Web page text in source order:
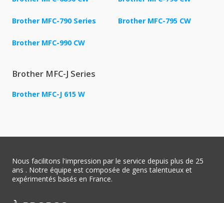
Brother MFC-790 Series Brother MFC-795 CW
Brother MFC-990 CW
Brother MFC-J Series
Brother MFC-J 615 W
Nous facilitons l'impression par le service depuis plus de 25
ans . Notre équipe est composée de gens talentueux et
expérimentés basés en France.